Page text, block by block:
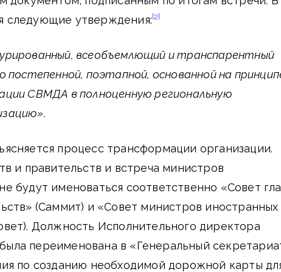
следующие утверждения:[2]
всеобъемлющий и транспарентный
постепенной, поэтапной, основанной на
СВМДА в полноценную региональную
процесс трансформации организации.
и правительств и встреча министров
будут именоваться соответственно «Совет
(Саммит) и «Совет министров иностранных
Должность Исполнительного директора
переименована в «Генеральный
по созданию необходимой дорожной карты